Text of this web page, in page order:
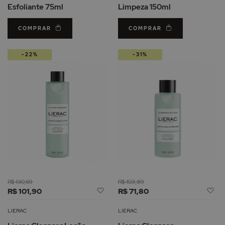
Esfoliante 75ml
COMPRAR
Limpeza 150ml
COMPRAR
R$ 101,90
R$ 130,69
Adicionar
Lista
LIERAC
-22%
R$ 71,80
R$ 103,89
LIERAC
-31%